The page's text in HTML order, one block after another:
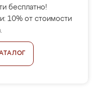
бесплатно!
10% от стоимости